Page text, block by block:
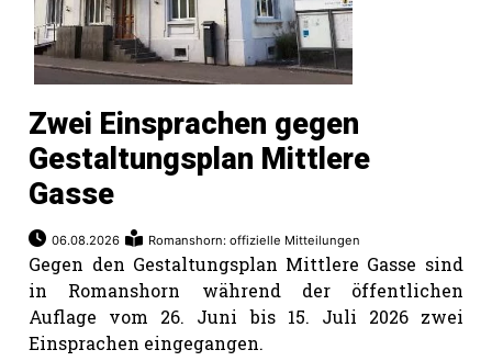
Zwei Einsprachen gegen
Gestaltungsplan Mittlere
Gasse
06.08.2026 Romanshorn: offizielle Mitteilungen
Gegen den Gestaltungsplan Mittlere Gasse sind
in Romanshorn während der öffentlichen
Auflage vom 26. Juni bis 15. Juli 2026 zwei
Einsprachen eingegangen.